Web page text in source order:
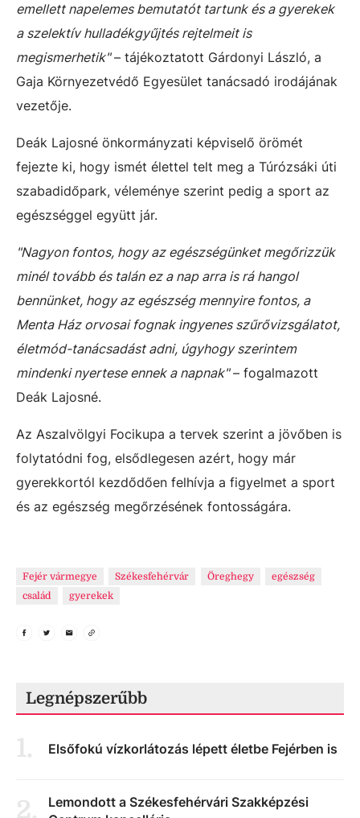
emellett napelemes bemutatót tartunk és a gyerekek
a szelektív hulladékgyűjtés rejtelmeit is
megismerhetik"– tájékoztatott Gárdonyi László, a
Gaja Környezetvédő Egyesület tanácsadó irodájának
vezetője.
Deák Lajosné önkormányzati képviselő örömét
fejezte ki, hogy ismét élettel telt meg a Túrózsáki úti
szabadidőpark, véleménye szerint pedig a sport az
egészséggel együtt jár.
"Nagyon fontos, hogy az egészségünket megőrizzük
minél tovább és talán ez a nap arra is rá hangol
bennünket, hogy az egészség mennyire fontos, a
Menta Ház orvosai fognak ingyenes szűrővizsgálatot,
életmód-tanácsadást adni, úgyhogy szerintem
mindenki nyertese ennek a napnak"– fogalmazott
Deák Lajosné.
Az Aszalvölgyi Focikupa a tervek szerint a jövőben is
folytatódni fog, elsődlegesen azért, hogy már
gyerekkortól kezdődően felhívja a figyelmet a sport
és az egészség megőrzésének fontosságára.
Fejér vármegye Székesfehérvár Öreghegy
egészség
család
gyerekek
Legnépszerűbb
1. Elsőfokú vízkorlátozás lépett életbe Fejérben is
2.
Lemondott a Székesfehérvári Szakképzési